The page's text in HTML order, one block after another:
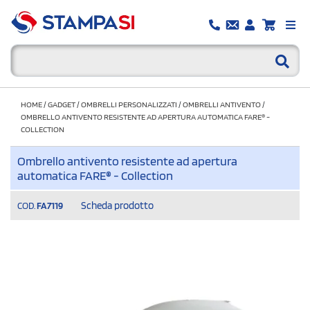
HOME/GADGET/OMBRELLI PERSONALIZZATI /OMBRELLI ANTIVENTO/
OMBRELLO ANTIVENTO RESISTENTE AD APERTURA AUTOMATICA FARE® -
COLLECTION
Ombrello antivento resistente ad apertura
automatica FARE® - Collection
COD. FA7119 Scheda prodotto